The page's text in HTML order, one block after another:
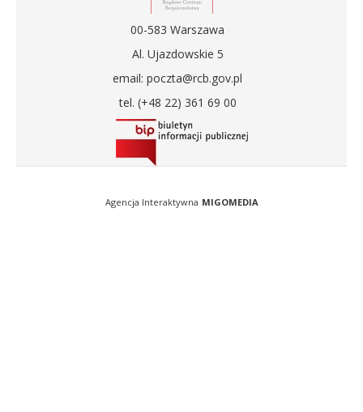
00-583 Warszawa
Al. Ujazdowskie 5
email: poczta@rcb.gov.pl
tel. (+48 22) 361 69 00
Agencja Interaktywna MIGOMEDIA